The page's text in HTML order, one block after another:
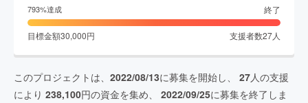
793%達成 終了
目標金額30,000円 支援者数27人
このプロジェクトは、 2022/08/13に募集を開始し、 27人の支援
により 238,100円の資金を集め、 2022/09/25に募集を終了しま